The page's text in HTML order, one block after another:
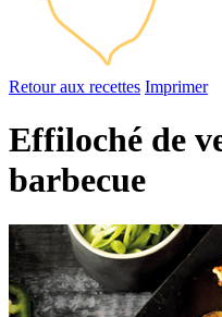
Retour aux recettes Imprimer
Effiloché de
barbecue